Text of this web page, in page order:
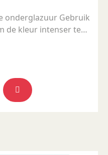
onderglazuur Gebruik
de kleur intenser te
mits er een